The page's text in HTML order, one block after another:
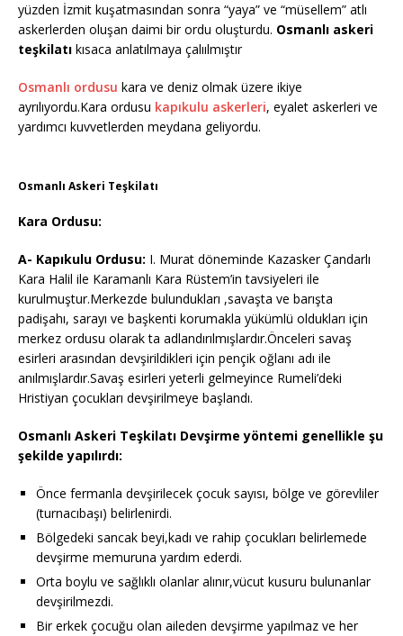
yüzden İzmit kuşatmasından sonra “yaya” ve “müsellem” atlı
askerlerden oluşan daimi bir ordu oluşturdu. Osmanlı askeri
teşkilatı kısaca anlatılmaya çalıılmıştır
Osmanlı ordusu kara ve deniz olmak üzere ikiye
ayrılıyordu.Kara ordusu kapıkulu askerleri, eyalet askerleri ve
yardımcı kuvvetlerden meydana geliyordu.
Osmanlı Askeri Teşkilatı
Kara Ordusu:
A- Kapıkulu Ordusu: I. Murat döneminde Kazasker Çandarlı
Kara Halil ile Karamanlı Kara Rüstem’in tavsiyeleri ile
kurulmuştur.Merkezde bulundukları ,savaşta ve barışta
padişahı, sarayı ve başkenti korumakla yükümlü oldukları için
merkez ordusu olarak ta adlandırılmışlardır.Önceleri savaş
esirleri arasından devşirildikleri için pençik oğlanı adı ile
anılmışlardır.Savaş esirleri yeterli gelmeyince Rumeli’deki
Hristiyan çocukları devşirilmeye başlandı.
Osmanlı Askeri Teşkilatı Devşirme yöntemi genellikle şu
şekilde yapılırdı:
Önce fermanla devşirilecek çocuk sayısı, bölge ve görevliler
(turnacıbaşı) belirlenirdi.
Bölgedeki sancak beyi,kadı ve rahip çocukları belirlemede
devşirme memuruna yardım ederdi.
Orta boylu ve sağlıklı olanlar alınır,vücut kusuru bulunanlar
devşirilmezdi.
Bir erkek çocuğu olan aileden devşirme yapılmaz ve her